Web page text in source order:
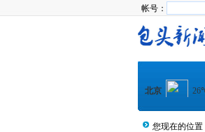
帐号：
您现在的位置